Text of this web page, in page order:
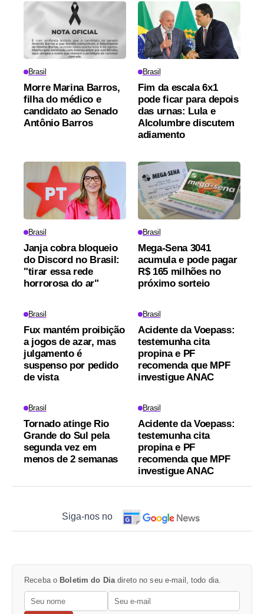
Brasil
Morre Marina Barros,
filha do médico e
candidato ao Senado
Antônio Barros
Brasil
Fim da escala 6x1
pode ficar para depois
das urnas: Lula e
Alcolumbre discutem
adiamento
Brasil
Janja cobra bloqueio
do Discord no Brasil:
"tirar essa rede
horrorosa do ar"
Brasil
Mega-Sena 3041
acumula e pode pagar
R$ 165 milhões no
próximo sorteio
Brasil
Fux mantém proibição
a jogos de azar, mas
julgamento é
suspenso por pedido
de vista
Brasil
Acidente da Voepass:
testemunha cita
propina e PF
recomenda que MPF
investigue ANAC
Brasil
Tornado atinge Rio
Grande do Sul pela
segunda vez em
menos de 2 semanas
Brasil
Acidente da Voepass:
testemunha cita
propina e PF
recomenda que MPF
investigue ANAC
Siga-nos no
Receba o Boletim do Dia direto no seu e-mail, todo dia.